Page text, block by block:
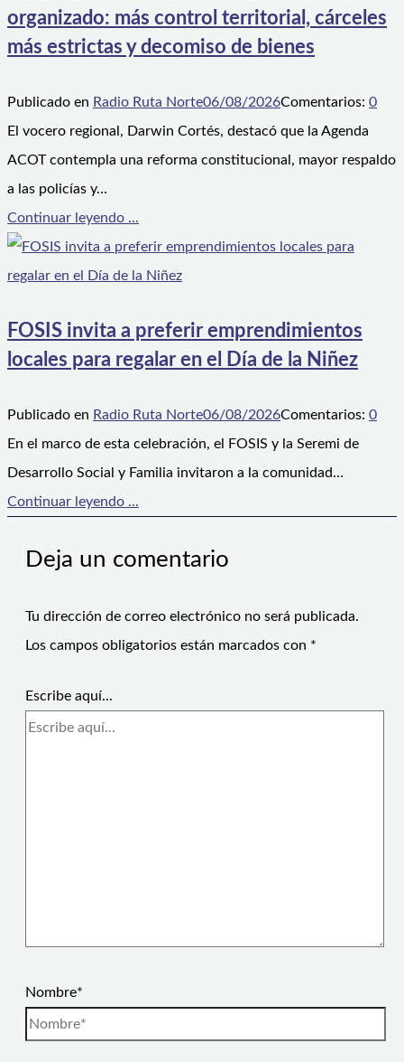
organizado: más control territorial, cárceles
más estrictas y decomiso de bienes
Publicado en Radio Ruta Norte06/08/2026Comentarios: 0
El vocero regional, Darwin Cortés, destacó que la Agenda
ACOT contempla una reforma constitucional, mayor respaldo
a las policías y…
Continuar leyendo ...
FOSIS invita a preferir emprendimientos
locales para regalar en el Día de la Niñez
Publicado en Radio Ruta Norte06/08/2026Comentarios: 0
En el marco de esta celebración, el FOSIS y la Seremi de
Desarrollo Social y Familia invitaron a la comunidad…
Continuar leyendo ...
Deja un comentario
Tu dirección de correo electrónico no será publicada.
Los campos obligatorios están marcados con *
Escribe aquí...
Nombre*